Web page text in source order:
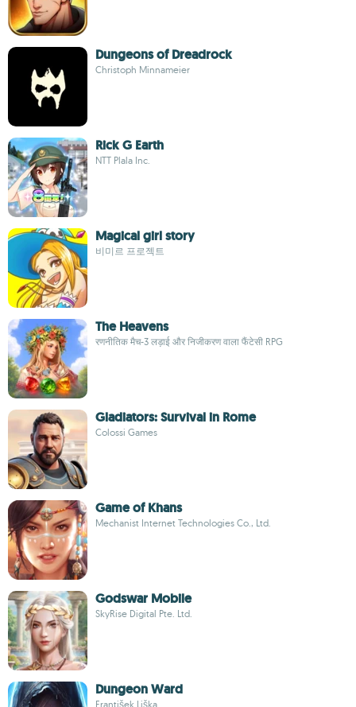
Dungeons of Dreadrock
Christoph Minnameier
Rick G Earth
NTT Plala Inc.
Magical girl story
비미르 프로젝트
The Heavens
रणनीतिक मैच-3 लड़ाई और निजीकरण वाला फैंटेसी RPG
Gladiators: Survival in Rome
Colossi Games
Game of Khans
Mechanist Internet Technologies Co., Ltd.
Godswar Mobile
SkyRise Digital Pte. Ltd.
Dungeon Ward
František Liška